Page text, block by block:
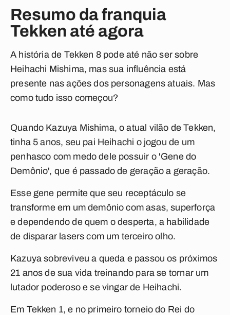
Resumo da franquia
Tekken até agora
A história de Tekken 8 pode até não ser sobre
Heihachi Mishima, mas sua influência está
presente nas ações dos personagens atuais. Mas
como tudo isso começou?
Quando Kazuya Mishima, o atual vilão de Tekken,
tinha 5 anos, seu pai Heihachi o jogou de um
penhasco com medo dele possuir o 'Gene do
Demônio', que é passado de geração a geração.
Esse gene permite que seu receptáculo se
transforme em um demônio com asas, superforça
e dependendo de quem o desperta, a habilidade
de disparar lasers com um terceiro olho.
Kazuya sobreviveu a queda e passou os próximos
21 anos de sua vida treinando para se tornar um
lutador poderoso e se vingar de Heihachi.
Em Tekken 1, e no primeiro torneio do Rei do